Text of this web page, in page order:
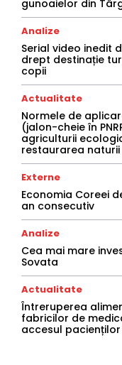
gunoaielor din
Analize
Serial video inedit
drept destinație
copii
Actualitate
Normele de
(jalon-cheie în
agriculturii
restaurarea naturii
Externe
Economia Coreei
an consecutiv
Analize
Cea mai mare
Sovata
Actualitate
Întreruperea
fabricilor de
accesul